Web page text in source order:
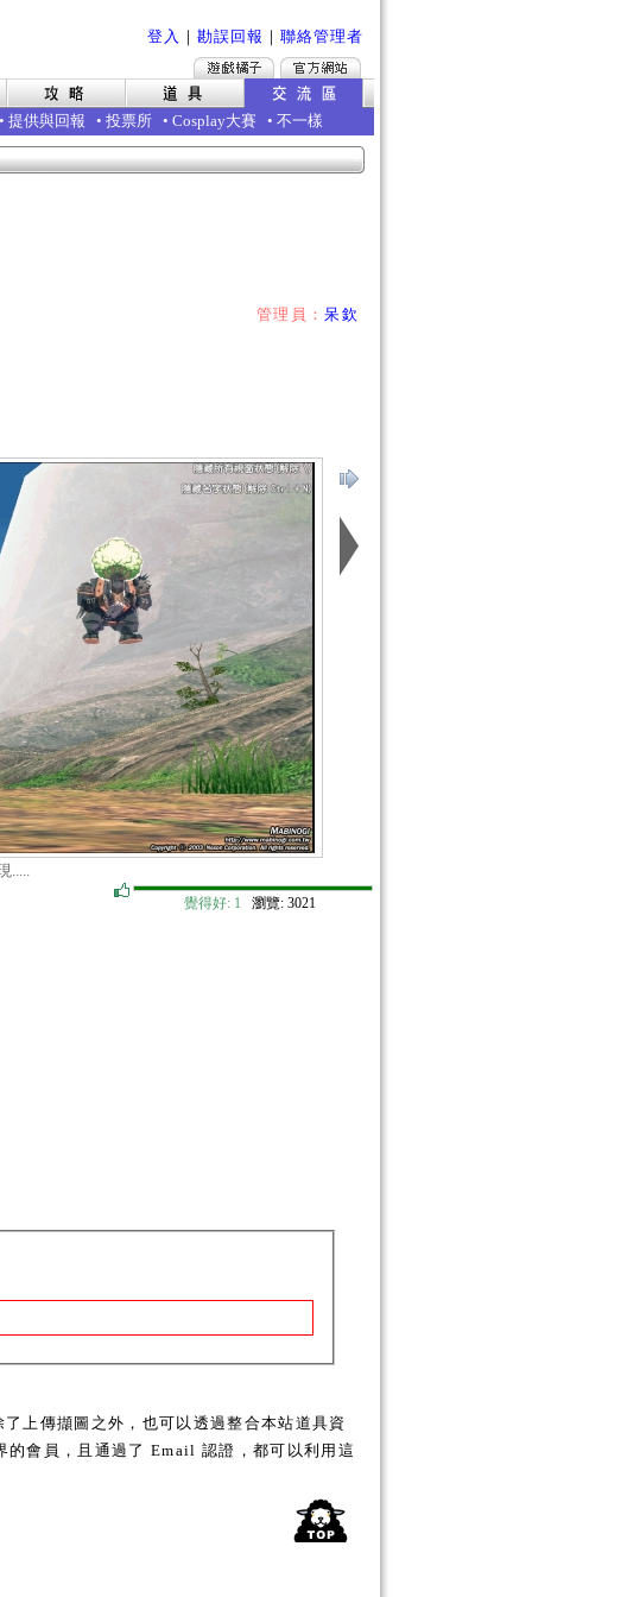
登入 ｜ 勘誤回報 ｜ 聯絡管理者
• 提供與回報 • 投票所 • Cosplay大賽 • 不一樣
管理員：呆欽
.....
覺得好: 1 瀏覽: 3021
上傳擷圖之外，也可以透過整合本站道具資
會員，且通過了 Email 認證，都可以利用這